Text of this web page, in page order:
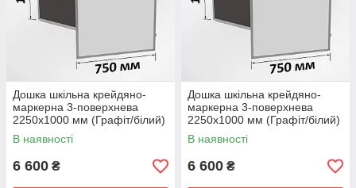
Дошка шкільна крейдяно-
маркерна 3-поверхнева
2250х1000 мм (Графіт/білий)
В наявності
6 600 ₴
Дошка шкільна крейдяно-
маркерна 3-поверхнева
2250х1000 мм (Графіт/білий)
В наявності
6 600 ₴